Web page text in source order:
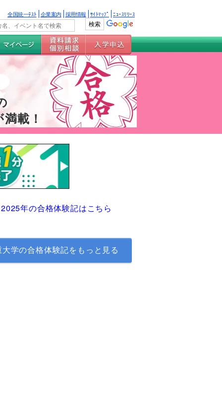
全国統一ﾃｽﾄ 企業案内 採用情報 ｻｲﾄﾏｯﾌﾟ ﾆｭｰｽﾘﾘｰｽ
載！
2025年の合格体験記はこちら
大学の合格体験記をもっと見る